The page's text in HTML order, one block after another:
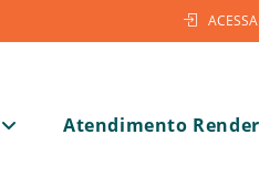
Atendimento Render